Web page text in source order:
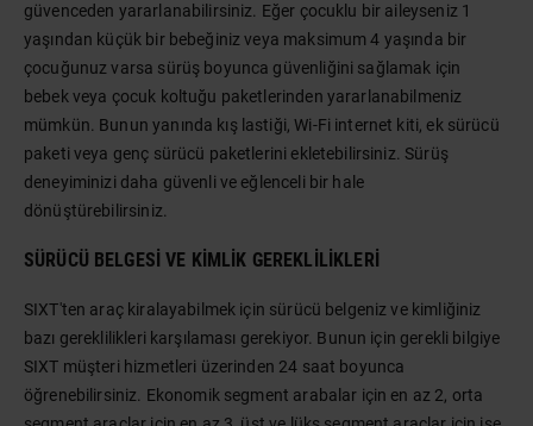
güvenceden yararlanabilirsiniz. Eğer çocuklu bir aileyseniz 1
yaşından küçük bir bebeğiniz veya maksimum 4 yaşında bir
çocuğunuz varsa sürüş boyunca güvenliğini sağlamak için
bebek veya çocuk koltuğu paketlerinden yararlanabilmeniz
mümkün. Bunun yanında kış lastiği, Wi-Fi internet kiti, ek sürücü
paketi veya genç sürücü paketlerini ekletebilirsiniz. Sürüş
deneyiminizi daha güvenli ve eğlenceli bir hale
dönüştürebilirsiniz.
SÜRÜCÜ BELGESI VE KIMLIK GEREKLILIKLERI
SIXT'ten araç kiralayabilmek için sürücü belgeniz ve kimliğiniz
bazı gereklilikleri karşılaması gerekiyor. Bunun için gerekli bilgiye
SIXT müşteri hizmetleri üzerinden 24 saat boyunca
öğrenebilirsiniz. Ekonomik segment arabalar için en az 2, orta